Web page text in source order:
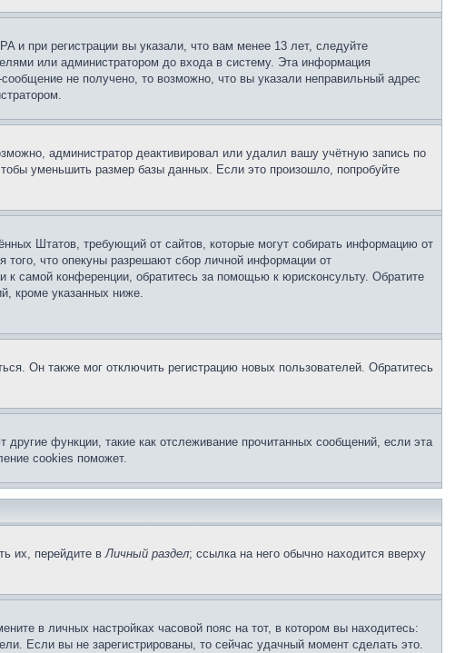
и при регистрации вы указали, что вам менее 13 лет, следуйте
или администратором до входа в систему. Эта информация
не получено, то возможно, что вы указали неправильный адрес
администратор деактивировал или удалил вашу учётную запись по
уменьшить размер базы данных. Если это произошло, попробуйте
Штатов, требующий от сайтов, которые могут собирать информацию от
того, что опекуны разрешают сбор личной информации от
самой конференции, обратитесь за помощью к юрисконсульту. Обратите
кроме указанных ниже.
Он также мог отключить регистрацию новых пользователей. Обратитесь
функции, такие как отслеживание прочитанных сообщений, если эта
cookies поможет.
их, перейдите вЛичный раздел; ссылка на него обычно находится вверху
в личных настройках часовой пояс на тот, в котором вы находитесь:
Если вы не зарегистрированы, то сейчас удачный момент сделать это.